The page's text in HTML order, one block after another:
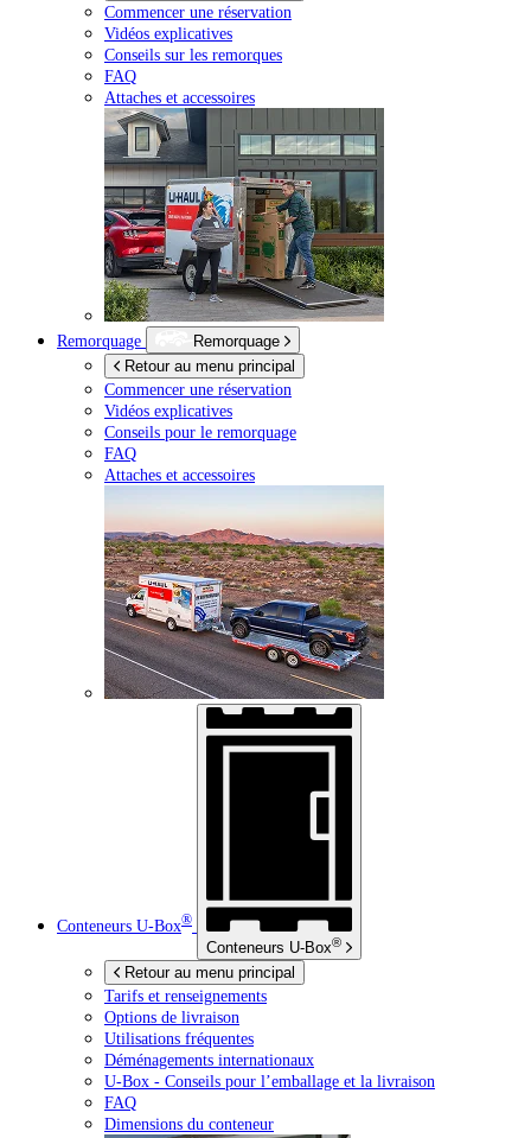
Commencer une réservation
Vidéos explicatives
Conseils sur les remorques
FAQ
Attaches et accessoires
Remorquage
Remorquage
Retour au menu principal
Commencer une réservation
Vidéos explicatives
Conseils pour le remorquage
FAQ
Attaches et accessoires
Conteneurs U-Box®
Conteneurs U-Box®
Retour au menu principal
Tarifs et renseignements
Options de livraison
Utilisations fréquentes
Déménagements internationaux
U-Box - Conseils pour l’emballage et la livraison
FAQ
Dimensions du conteneur